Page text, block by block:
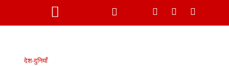
देश-दुनियाँ